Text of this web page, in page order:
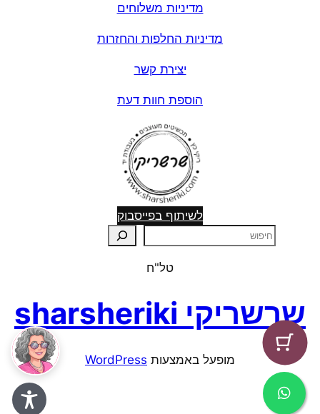
מדיניות משלוחים
מדיניות החלפות והחזרות
יצירת קשר
הוספת חוות דעת
לשיתוף בפייסבוק
טל"ח
שרשריקי sharsheriki
מופעל באמצעות ⁦ WordPress